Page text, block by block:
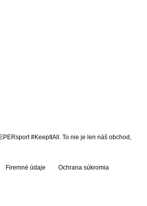
#KeepItAll. To nie je len náš obchod,
Firemné údaje Ochrana súkromia